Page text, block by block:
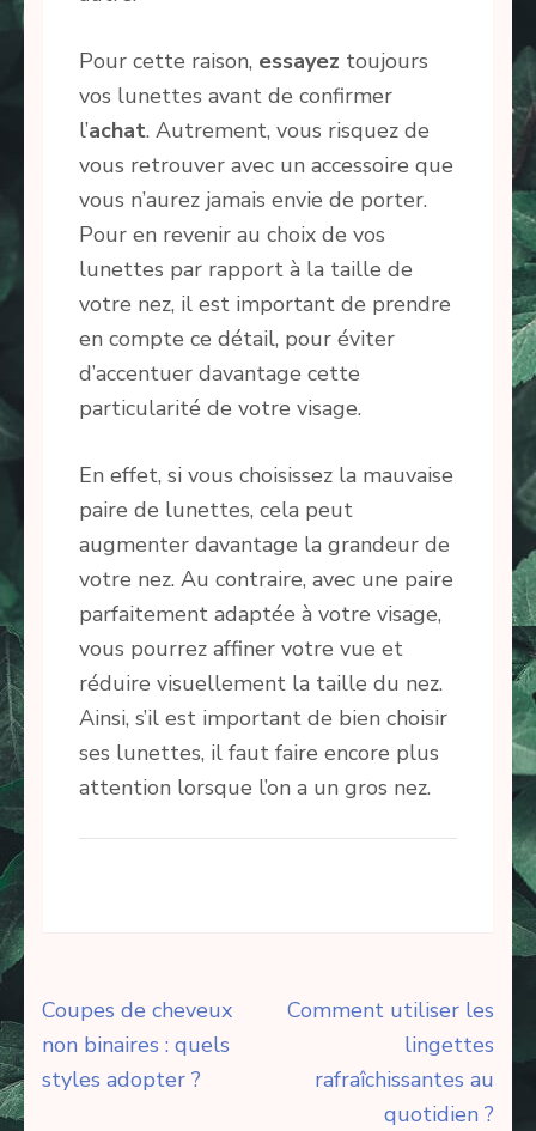
Pour cette raison, essayez toujours
vos lunettes avant de confirmer
l’achat. Autrement, vous risquez de
vous retrouver avec un accessoire que
vous n’aurez jamais envie de porter.
Pour en revenir au choix de vos
lunettes par rapport à la taille de
votre nez, il est important de prendre
en compte ce détail, pour éviter
d’accentuer davantage cette
particularité de votre visage.
En effet, si vous choisissez la mauvaise
paire de lunettes, cela peut
augmenter davantage la grandeur de
votre nez. Au contraire, avec une paire
parfaitement adaptée à votre visage,
vous pourrez affiner votre vue et
réduire visuellement la taille du nez.
Ainsi, s’il est important de bien choisir
ses lunettes, il faut faire encore plus
attention lorsque l’on a un gros nez.
Navigation
de
l’article
Coupes de cheveux
non binaires : quels
styles adopter ?
Comment utiliser les
lingettes
rafraîchissantes au
quotidien ?